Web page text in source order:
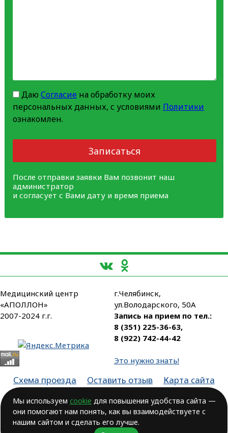
Даю Согласиена обработку моих
персональных данных, с условиями Политики
ознакомлен.
Записаться
После отправки заявки Вам позвонит наш
администратор
и согласует с Вами дату и время приема
Медицинский центр
«АПОЛЛОН»
2007-2024 г.г.
г.Челябинск,
ул.Володарского, 50А
Запись на прием по тел.:
8 (351) 225-36-63,
8 (922) 742-44-42
Это нужно знать!
Схема проезда Оставить отзыв
Карта сайта
Лицензия № ЛО-74-01-003806, от 14.10.2016, выдана Министерством
здравоохранения Челябинской области
Мы используем cookie для повышения удобства сайта —
они помогают нам понять, как вы взаимодействуете с
нашим сайтом и сделать его лучше.